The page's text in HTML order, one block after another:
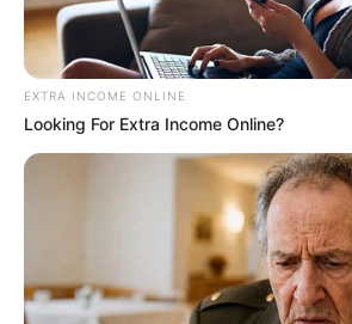
EXTRA INCOME ONLINE
Looking For Extra Income Online?